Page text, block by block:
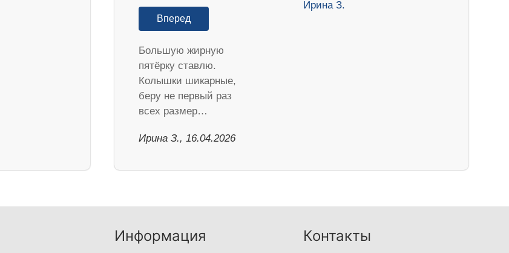
Вперед
Большую жирную
пятёрку ставлю.
Колышки шикарные,
беру не первый раз
всех размер…
Ирина З., 16.04.2026
Информация Контакты